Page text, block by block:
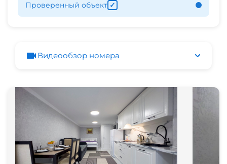
Проверенный объект ✓
Видеообзор номера